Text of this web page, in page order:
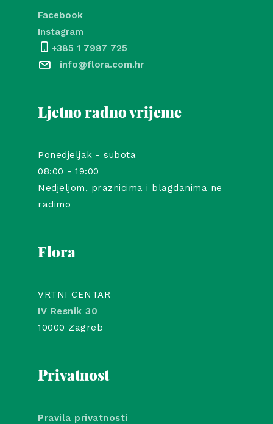
Facebook
Instagram
+385 1 7987 725
info@flora.com.hr
Ljetno radno vrijeme
Ponedjeljak - subota
08:00 - 19:00
Nedjeljom, praznicima i blagdanima ne
radimo
Flora
VRTNI CENTAR
IV Resnik 30
10000 Zagreb
Privatnost
Pravila privatnosti